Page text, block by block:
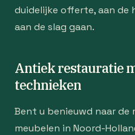
duidelijke offerte, aan de
aan de slag gaan.
Antiek restauratie
technieken
Bent u benieuwd naar de
meubelen in Noord-